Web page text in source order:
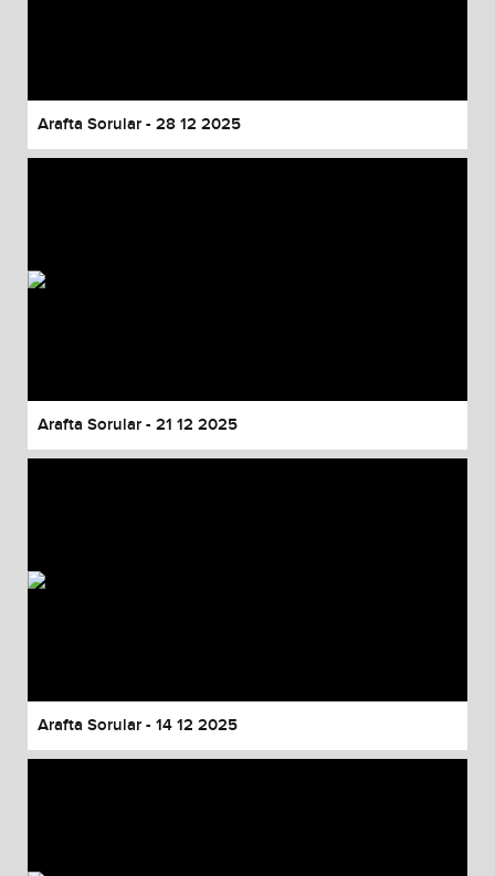
Arafta Sorular - 28 12 2025
Arafta Sorular - 21 12 2025
Arafta Sorular - 14 12 2025